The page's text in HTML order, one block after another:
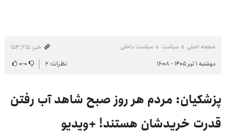
صفحه اصلی سیاست سیاست داخلی
خبر: ۱۵۳٬۷۱۵
دوشنبه ۱ تیر ۱۴۰۵ - ۱۶:۰۸
نظرات: ۲ ۰-۰
پزشکیان: مردم هر روز صبح شاهد آب رفتن
قدرت خریدشان هستند! +ویدیو